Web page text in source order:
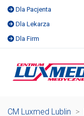
Dla Pacjenta
Dla Lekarza
Dla Firm
CM Luxmed Lublin >